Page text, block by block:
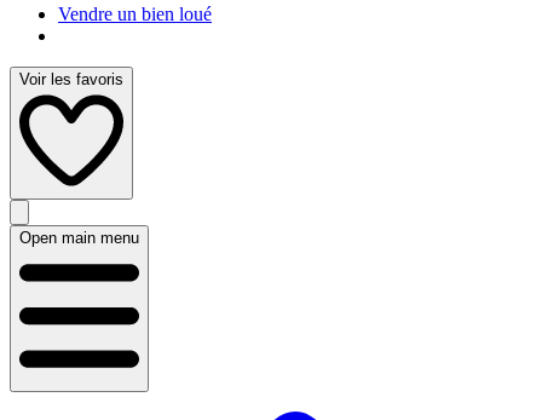
Vendre un bien loué
Voir les favoris
Open main menu